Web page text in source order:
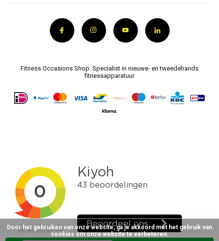
Fitness Occasions Shop. Specialist in nieuwe- en tweedehands
fitnessapparatuur
Door het gebruiken van onze website, ga je akkoord met het gebruik van
cookies om onze website te verbeteren.